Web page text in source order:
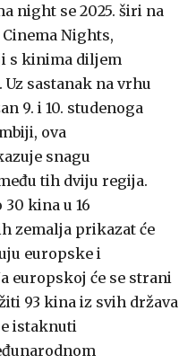
night se 2025. širi na
Nights,
s kinima diljem
sastanak na vrhu
9. i 10. studenoga
ova
snagu
tih dviju regija.
kina u 16
zemalja prikazat će
europske i
europskoj će se strani
93 kina iz svih država
istaknuti